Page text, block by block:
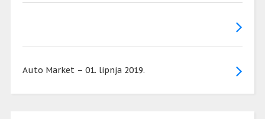
Auto Market – 01. lipnja 2019.